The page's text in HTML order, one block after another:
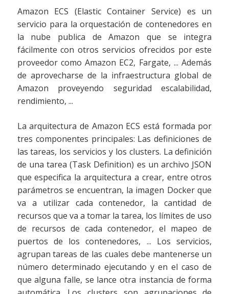
Amazon ECS (Elastic Container Service) es un
servicio para la orquestación de contenedores en
la nube publica de Amazon que se integra
fácilmente con otros servicios ofrecidos por este
proveedor como Amazon EC2, Fargate, ... Además
de aprovecharse de la infraestructura global de
Amazon proveyendo seguridad escalabilidad,
rendimiento, ...
La arquitectura de Amazon ECS está formada por
tres componentes principales: Las definiciones de
las tareas, los servicios y los clusters. La definición
de una tarea (Task Definition) es un archivo JSON
que especifica la arquitectura a crear, entre otros
parámetros se encuentran, la imagen Docker que
va a utilizar cada contenedor, la cantidad de
recursos que va a tomar la tarea, los límites de uso
de recursos de cada contenedor, el mapeo de
puertos de los contenedores, ... Los servicios,
agrupan tareas de las cuales debe mantenerse un
número determinado ejecutando y en el caso de
que alguna falle, se lance otra instancia de forma